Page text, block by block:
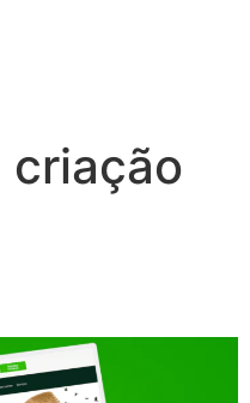
criação